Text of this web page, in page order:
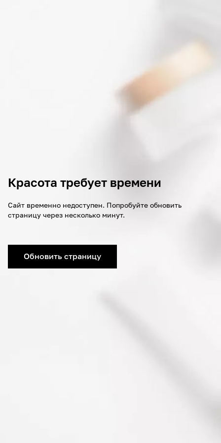
Красота требует времени
Сайт временно недоступен. Попробуйте обновить
страницу через несколько минут.
Обновить страницу